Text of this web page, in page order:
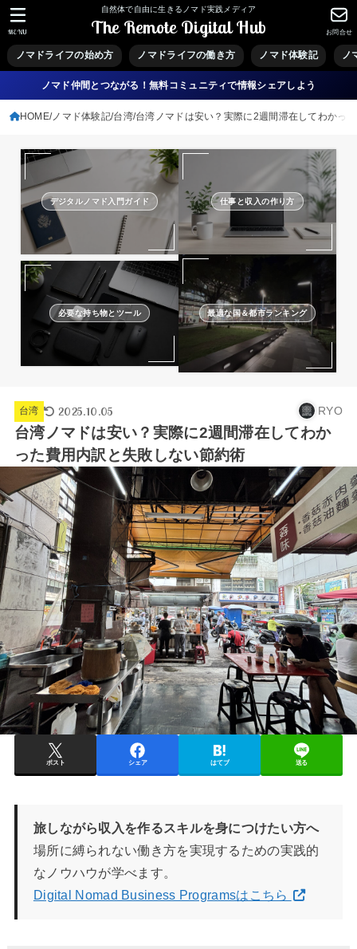
自然体で自由に生きるノマド実践メディア
The Remote Digital Hub
ノマドライフの始め方 ノマドライフの働き方 ノマド体験記 ノ
お問合せ
MENU
ノマド仲間とつながる！無料コミュニティで情報シェアしよう
HOME ノマド体験記 台湾 台湾ノマドは安い？実際に2週間滞在してわかっ
デジタルノマド入門ガイド 仕事と収入の作り方
必要な持ち物とツール 最適な国＆都市ランキング
台湾 2025.10.05 RYO
台湾ノマドは安い？実際に2週間滞在してわか
った費用内訳と失敗しない節約術
ポスト シェア はてブ 送る
旅しながら収入を作るスキルを身につけたい方へ
場所に縛られない働き方を実現するための実践的
なノウハウが学べます。
Digital Nomad Business Programsはこちら